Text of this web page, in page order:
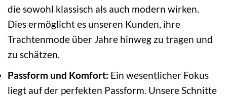
die sowohl klassisch als auch modern wirken.
Dies ermöglicht es unseren Kunden, ihre
Trachtenmode über Jahre hinweg zu tragen und
zu schätzen.
Passform und Komfort: Ein wesentlicher Fokus
liegt auf der perfekten Passform. Unsere Schnitte